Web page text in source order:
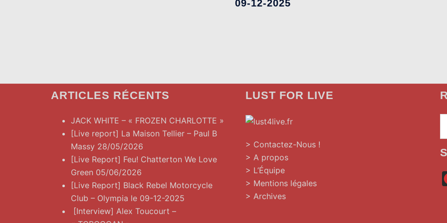
09-12-2025
ARTICLES RÉCENTS
JACK WHITE – « FROZEN CHARLOTTE »
[Live report] La Maison Tellier – Paul B
Massy 28/05/2026
[Live Report] Feu! Chatterton We Love
Green 05/06/2026
[Live Report] Black Rebel Motorcycle
Club – Olympia le 09-12-2025
[Interview] Alex Toucourt –
LUST FOR LIVE
> Contactez-Nous !
> A propos
> L’Équipe
> Mentions légales
> Archives